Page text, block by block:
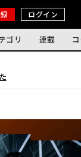
ログイン
ゴリ 連載